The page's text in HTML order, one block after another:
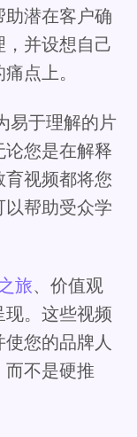
潜在客户确
并设想自己
点上。
易于理解的片
您是在解释
视频都将您
帮助受众学
旅、价值观
。这些视频
您的品牌人
不是硬推